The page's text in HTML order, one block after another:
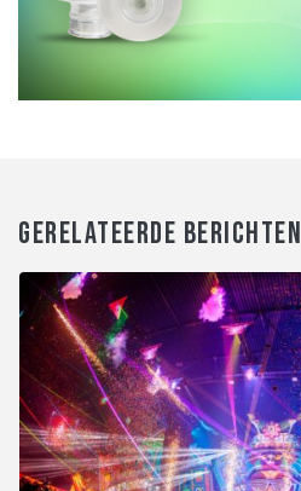
GERELATEERDE BERICHTEN